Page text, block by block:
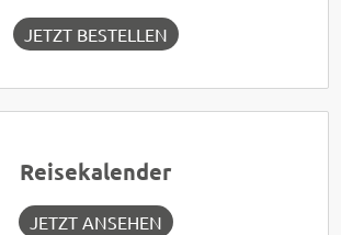
JETZT BESTELLEN
Reisekalender
JETZT ANSEHEN